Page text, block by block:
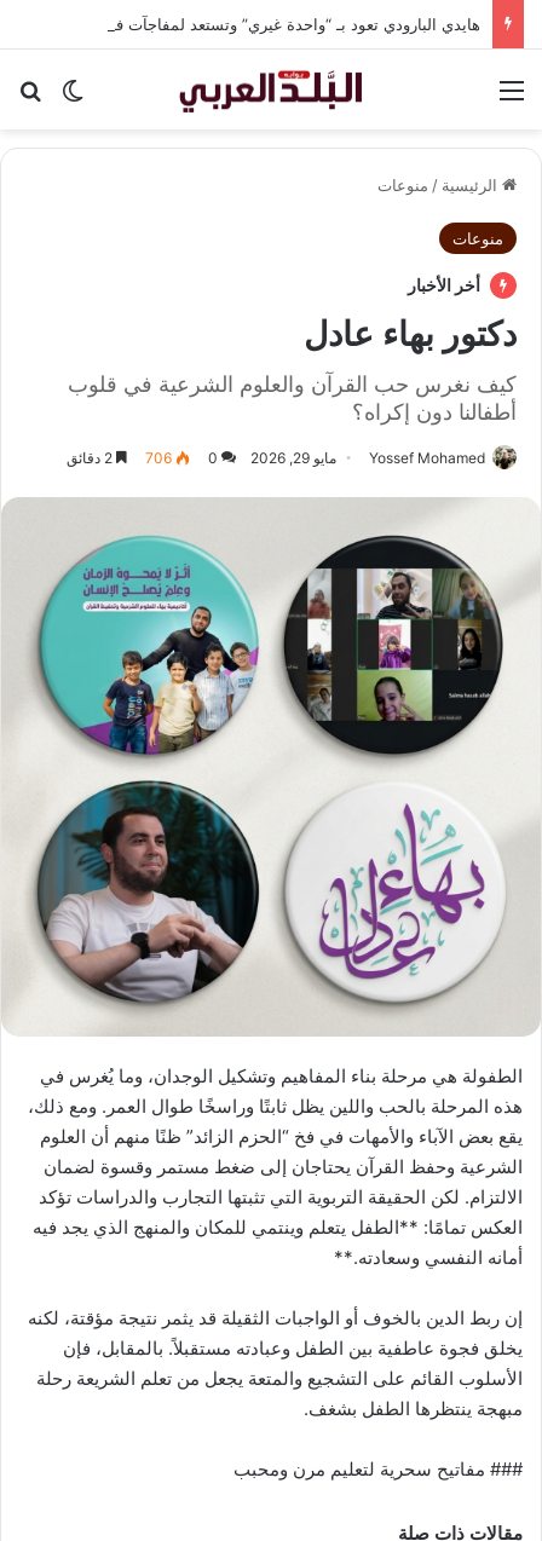
الوضع
الرئيسية / منوعات
منوعات
أخر الأخبار
دكتور بهاء عادل
كيف نغرس حب القرآن والعلوم الشرعية في قلوب
أطفالنا دون إكراه؟
Yossef Mohamed مايو 29, 2026 0
706
الطفولة هي مرحلة بناء المفاهيم وتشكيل الوجدان، وما يُغرس في
هذه المرحلة بالحب واللين يظل ثابتًا وراسخًا طوال العمر. ومع ذلك،
يقع بعض الآباء والأمهات في فخ “الحزم الزائد” ظنًا منهم أن العلوم
الشرعية وحفظ القرآن يحتاجان إلى ضغط مستمر وقسوة لضمان
الالتزام. لكن الحقيقة التربوية التي تثبتها التجارب والدراسات تؤكد
العكس تمامًا: **الطفل يتعلم وينتمي للمكان والمنهج الذي يجد فيه
أمانه النفسي وسعادته.**
إن ربط الدين بالخوف أو الواجبات الثقيلة قد يثمر نتيجة مؤقتة، لكنه
يخلق فجوة عاطفية بين الطفل وعبادته مستقبلاً. بالمقابل، فإن
الأسلوب القائم على التشجيع والمتعة يجعل من تعلم الشريعة رحلة
مبهجة ينتظرها الطفل بشغف.
### مفاتيح سحرية لتعليم مرن ومحبب
مقالات ذات صلة